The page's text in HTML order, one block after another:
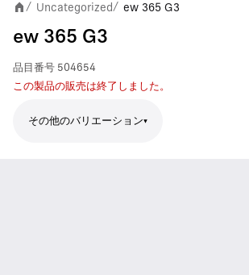
/ Uncategorized / ew 365 G3
ew 365 G3
品目番号 504654
この製品の販売は終了しました。
その他のバリエーション